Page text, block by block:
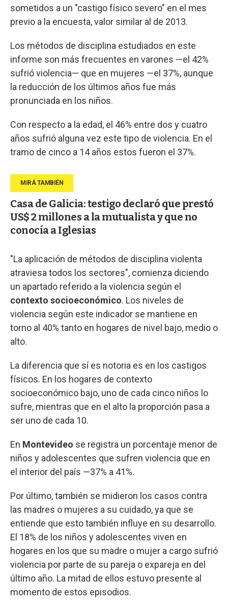
sometidos a un "castigo físico severo" en el mes
previo a la encuesta, valor similar al de 2013.
Los métodos de disciplina estudiados en este
informe son más frecuentes en varones —el 42%
sufrió violencia— que en mujeres —el 37%, aunque
la reducción de los últimos años fue más
pronunciada en los niños.
Con respecto a la edad, el 46% entre dos y cuatro
años sufrió alguna vez este tipo de violencia. En el
tramo de cinco a 14 años estos fueron el 37%.
Casa de Galicia: testigo declaró que prestó
US$ 2 millones a la mutualista y que no
conocía a Iglesias
"La aplicación de métodos de disciplina violenta
atraviesa todos los sectores", comienza diciendo
un apartado referido a la violencia según el
contexto socioeconómico. Los niveles de
violencia según este indicador se mantiene en
torno al 40% tanto en hogares de nivel bajo, medio o
alto.
La diferencia que sí es notoria es en los castigos
físicos. En los hogares de contexto
socioeconómico bajo, uno de cada cinco niños lo
sufre, mientras que en el alto la proporción pasa a
ser uno de cada 10.
En Montevideo se registra un porcentaje menor de
niños y adolescentes que sufren violencia que en
el interior del país —37% a 41%.
Por último, también se midieron los casos contra
las madres o mujeres a su cuidado, ya que se
entiende que esto también influye en su desarrollo.
El 18% de los niños y adolescentes viven en
hogares en los que su madre o mujer a cargo sufrió
violencia por parte de su pareja o expareja en del
último año. La mitad de ellos estuvo presente al
momento de estos episodios.